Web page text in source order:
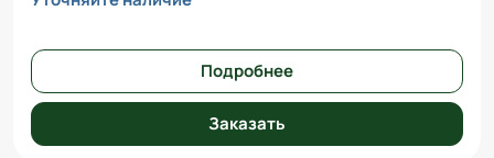
Подробнее
Заказать